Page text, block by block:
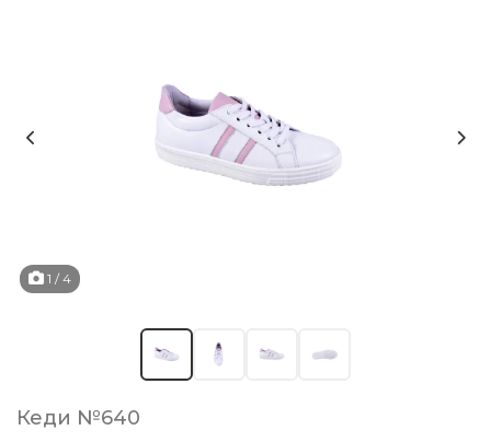
1 / 4
Кеди №640